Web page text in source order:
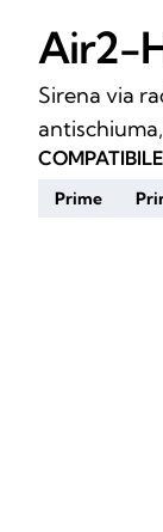
Air2-
Sirena via
Prime